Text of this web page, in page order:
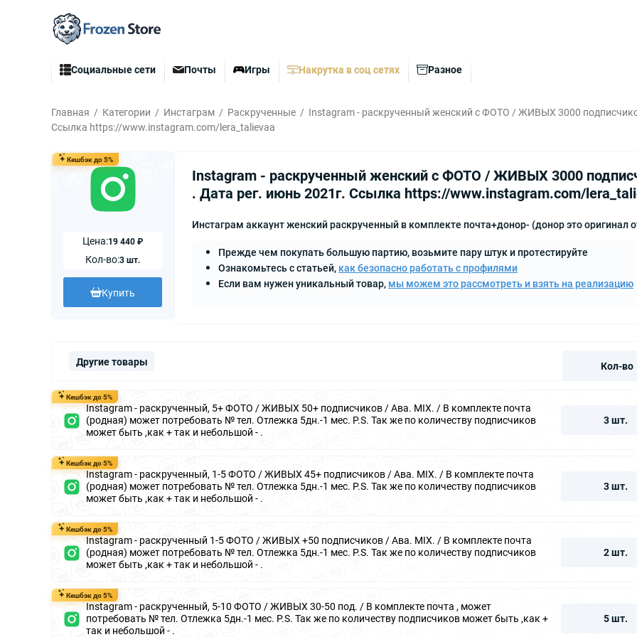
Социальные сети Почты Игры Накрутка в соц сетях Разное
Главная Категории Инстаграм Раскрученные
Instagram - раскрученный женский с ФОТО / ЖИВЫХ 3000
Ссылка https://www.instagram.com/lera_talievaa
Кешбэк до 5%
Цена:19 440 ₽
Кол-во:3 шт.
Купить
Instagram - раскрученный женский с ФОТО / ЖИВЫХ 3000
. Дата рег. июнь 2021г. Ссылка https://www.instagram.com/
Инстаграм аккаунт женский раскрученный в комплекте почта+донор- (донор это оригинал
Прежде чем покупать большую партию, возьмите пару штук и протестируйте
Ознакомьтесь с статьей, как безопасно работать с профилями
Если вам нужен уникальный товар, мы можем это рассмотреть и взять на реализацию
Другие товары Кол-во
Кешбэк до 5%
Instagram - раскрученный, 5+ ФОТО / ЖИВЫХ 50+ подписчиков / Ава. MIX. / В комплекте почта
(родная) может потребовать № тел. Отлежка 5дн.-1 мес. P.S. Так же по количеству подписчиков
может быть ,как + так и небольшой - .
3 шт.
Кешбэк до 5%
Instagram - раскрученный, 1-5 ФОТО / ЖИВЫХ 45+ подписчиков / Ава. MIX. / В комплекте почта
(родная) может потребовать № тел. Отлежка 5дн.-1 мес. P.S. Так же по количеству подписчиков
может быть ,как + так и небольшой - .
3 шт.
Кешбэк до 5%
Instagram - раскрученный 1-5 ФОТО / ЖИВЫХ +50 подписчиков / Ава. MIX. / В комплекте почта
(родная) может потребовать № тел. Отлежка 5дн.-1 мес. P.S. Так же по количеству подписчиков
может быть ,как + так и небольшой - .
2 шт.
Кешбэк до 5%
Instagram - раскрученный, 5-10 ФОТО / ЖИВЫХ 30-50 под. / В комплекте почта , может
потребовать № тел. Отлежка 5дн.-1 мес. P.S. Так же по количеству подписчиков может быть ,как +
так и небольшой - .
5 шт.